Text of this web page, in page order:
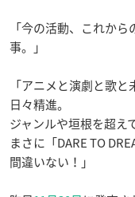
「今の活動、これか
事。」
「アニメと演劇と歌
日々精進。
ジャンルや垣根を超え
まさに「DARE TO
間違いない！」